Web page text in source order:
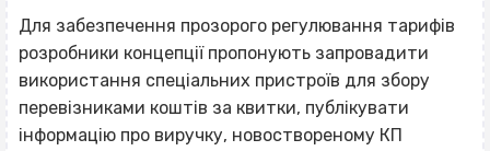
Для забезпечення прозорого регулювання тарифів
розробники концепції пропонують запровадити
використання спеціальних пристроїв для збору
перевізниками коштів за квитки, публікувати
інформацію про виручку, новоствореному КП